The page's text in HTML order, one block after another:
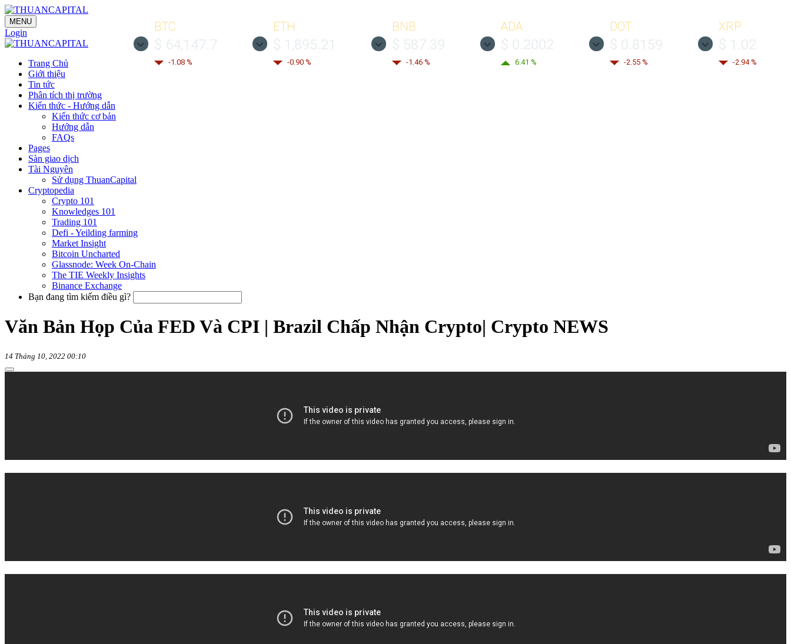
BTC
-1.08 %
ETH
-0.90 %
BNB
-1.46 %
ADA
6.41 %
DOT
-2.55 %
XRP
-2.94 %
MENU
Login
Trang Chủ
Giới thiệu
Tin tức
Phân tích thị trường
Kiến thức - Hướng dẫn
Kiến thức cơ bản
Hướng dẫn
FAQs
Pages
Sàn giao dịch
Tài Nguyên
Sử dụng ThuanCapital
Cryptopedia
Crypto 101
Knowledges 101
Trading 101
Defi - Yeilding farming
Market Insight
Bitcoin Uncharted
Glassnode: Week On-Chain
The TIE Weekly Insights
Binance Exchange
Bạn đang tìm kiếm điều gì?
Văn Bản Họp Của FED Và CPI | Brazil Chấp Nhận Crypto| Crypto NEWS
14 Tháng 10, 2022 00:10